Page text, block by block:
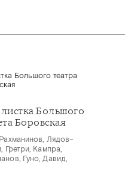
Большого
Боровская
Лядов–
Гретри, Кампра,
Гуно, Давид,